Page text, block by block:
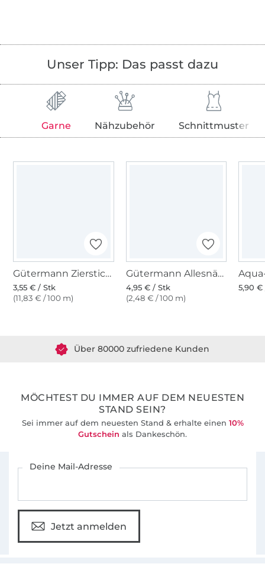
Unser Tipp: Das passt dazu
Garne Nähzubehör Schnittmuster
Gütermann Zierstich- und Knopflochgarn (800) weiss
3,55 € / Stk
(11,83 € / 100 m)
Gütermann Allesnäher (800) weiss
4,95 € / Stk
(2,48 € / 100 m)
5,90 €
Über 80000 zufriedene Kunden
MÖCHTEST DU IMMER AUF DEM NEUESTEN
STAND SEIN?
Sei immer auf dem neuesten Stand & erhalte einen 10%
Gutschein als Dankeschön.
Deine Mail-Adresse
Jetzt anmelden